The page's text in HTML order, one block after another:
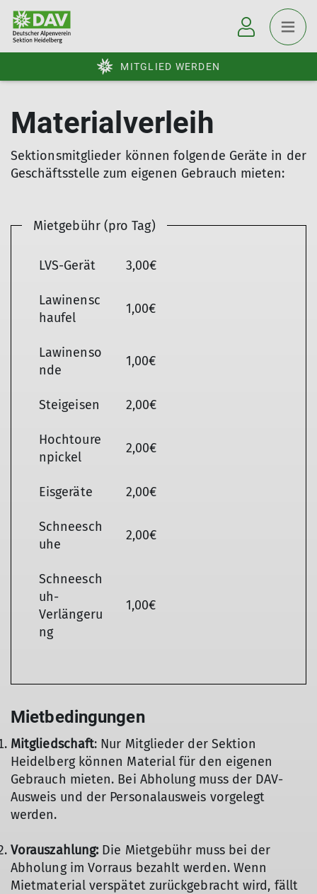
MITGLIED WERDEN
Materialverleih
Sektionsmitglieder können folgende Geräte in der
Geschäftsstelle zum eigenen Gebrauch mieten:
Mietgebühr (pro Tag)
LVS-Gerät 3,00€
Lawinensc
haufel
1,00€
Lawinenso
nde
1,00€
Steigeisen 2,00€
Hochtoure
npickel
2,00€
Eisgeräte 2,00€
Schneesch
uhe
2,00€
Schneesch
uh-
Verlängeru
ng
1,00€
Mietbedingungen
Mitgliedschaft: Nur Mitglieder der Sektion
Heidelberg können Material für den eigenen
Gebrauch mieten. Bei Abholung muss der DAV-
Ausweis und der Personalausweis vorgelegt
werden.
Vorauszahlung: Die Mietgebühr muss bei der
Abholung im Vorraus bezahlt werden. Wenn
Mietmaterial verspätet zurückgebracht wird, fällt